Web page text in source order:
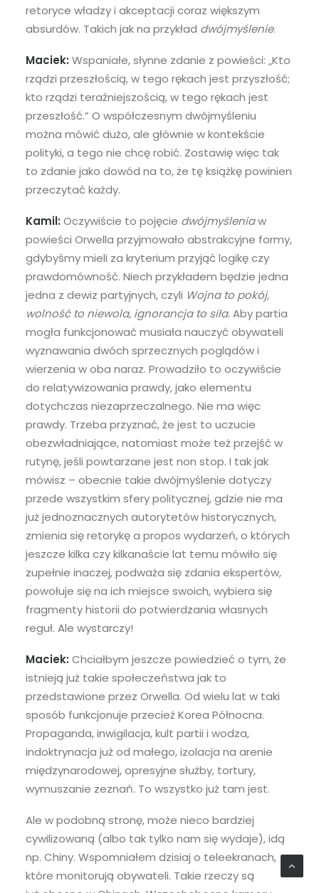
retoryce władzy i akceptacji coraz większym
absurdów. Takich jak na przykład dwójmyślenie.
Maciek: Wspaniałe, słynne zdanie z powieści: „Kto
rządzi przeszłością, w tego rękach jest przyszłość;
kto rządzi teraźniejszością, w tego rękach jest
przeszłość.” O współczesnym dwójmyśleniu
można mówić dużo, ale głównie w kontekście
polityki, a tego nie chcę robić. Zostawię więc tak
to zdanie jako dowód na to, że tę książkę powinien
przeczytać każdy.
Kamil: Oczywiście to pojęcie dwójmyśleniaw
powieści Orwella przyjmowało abstrakcyjne formy,
gdybyśmy mieli za kryterium przyjąć logikę czy
prawdomówność. Niech przykładem będzie jedna
jedna z dewiz partyjnych, czyli Wojna to pokój,
wolność to niewola, ignorancja to siła.Aby partia
mogła funkcjonować musiała nauczyć obywateli
wyznawania dwóch sprzecznych poglądów i
wierzenia w oba naraz. Prowadziło to oczywiście
do relatywizowania prawdy, jako elementu
dotychczas niezaprzeczalnego. Nie ma więc
prawdy. Trzeba przyznać, że jest to uczucie
obezwładniające, natomiast może też przejść w
rutynę, jeśli powtarzane jest non stop. I tak jak
mówisz – obecnie takie dwójmyślenie dotyczy
przede wszystkim sfery politycznej, gdzie nie ma
już jednoznacznych autorytetów historycznych,
zmienia się retorykę a propos wydarzeń, o których
jeszcze kilka czy kilkanaście lat temu mówiło się
zupełnie inaczej, podważa się zdania ekspertów,
powołuje się na ich miejsce swoich, wybiera się
fragmenty historii do potwierdzania własnych
reguł. Ale wystarczy!
Maciek: Chciałbym jeszcze powiedzieć o tym, że
istnieją już takie społeczeństwa jak to
przedstawione przez Orwella. Od wielu lat w taki
sposób funkcjonuje przecież Korea Północna.
Propaganda, inwigilacja, kult partii i wodza,
indoktrynacja już od małego, izolacja na arenie
międzynarodowej, opresyjne służby, tortury,
wymuszanie zeznań. To wszystko już tam jest.
Ale w podobną stronę, może nieco bardziej
cywilizowaną (albo tak tylko nam się wydaje), idą
np. Chiny. Wspomniałem dzisiaj o teleekranach,
które monitorują obywateli. Takie rzeczy są